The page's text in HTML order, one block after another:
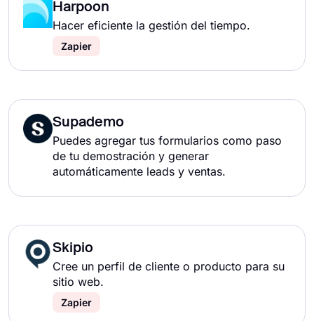
Harpoon
Hacer eficiente la gestión del tiempo.
Zapier
Supademo
Puedes agregar tus formularios como paso
de tu demostración y generar
automáticamente leads y ventas.
Skipio
Cree un perfil de cliente o producto para su
sitio web.
Zapier